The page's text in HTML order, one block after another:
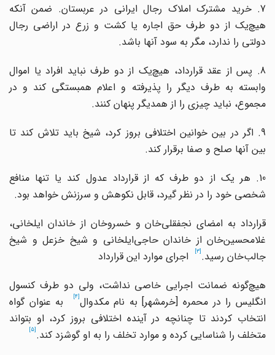
7. خرید مشترک املاک رجال ایرانی در عربستان. ضمن آنکه
هیچیک از دو طرف حق اجاره یا کشت و زرع در اراضی رجال
دولتی را ندارد، مگر به سود آنها باشد.
یک از دو طرف نباید افراد یا اموال
وابسته به طرف دیگر را پذیرفته و اعلام همبستگی کند و در
مجموع، نباید چیزی را از همدیگر پنهان کنند.
9. اگر در بین خوانین اختلافی بروز کرد، شیخ باید تلاش کند تا
بین آنها صلح و صفا برقرار کند.
10. هر یک از دو طرف که از قرارداد عدول کند یا تنها منافع
شخصی خود را در نظر گیرد، قابل نکوهش و سرزنش خواهد بود.
قرارداد به امضای نجفقلیخان و خسروخان از خاندان ایلخانی،
غلامحسینخان از خاندان حاجیایلخانی و شیخ خزعل و شیخ
جالبخان رسید. اجرای موارد این قرارداد
هیچگونه ضمانت اجرایی خاصی نداشت، ولی دو طرف کنسول
انگلیس را در محمره]خرمشهر[به نام مکدوال[4]
به عنوان گواه
انتخاب کردند تا چنانچه در آینده اختلافی بروز کرد، او بتواند
متخلف را شناسایی کرده و موارد تخلف را به او گوشزد کند.